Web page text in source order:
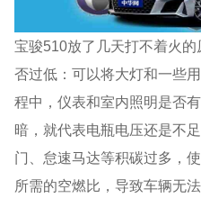
宝骏510放了几天打不着火
否过低：可以将大灯和一些
程中，仪表和室内照明是否
暗，就代表电瓶电压还是不
门、怠速马达等积碳过多，
所需的空燃比，导致车辆无